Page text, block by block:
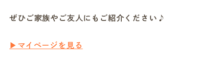
ぜひご家族やご友人にもご紹介ください♪
▶︎マイページを見る